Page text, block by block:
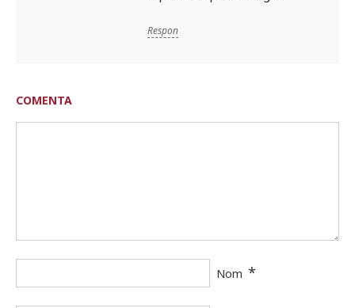
Respon
COMENTA
Nom *